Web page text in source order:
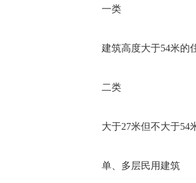
一类
建筑高度大于54米的
二类
大于27米但不大于54
单、多层民用建筑